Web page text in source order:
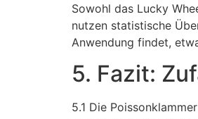
Sowohl das Lucky
nutzen statistische
Anwendung findet,
5. Fazit:
5.1 Die